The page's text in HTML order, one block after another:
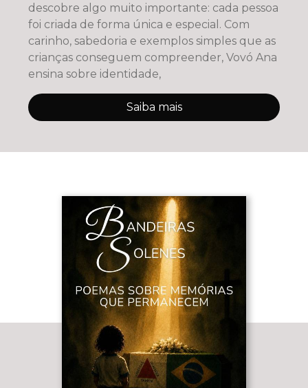
descobre algo muito importante: cada pessoa
foi criada de forma única e especial. Com
carinho, sabedoria e exemplos simples que as
crianças conseguem compreender, Vovó Ana
ensina sobre identidade,
Saiba mais